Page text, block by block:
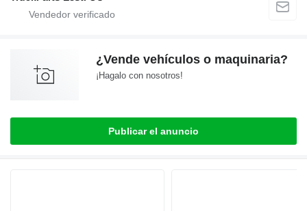
¿Vende vehículos o maquinaria?
¡Hagalo con nosotros!
Publicar el anuncio